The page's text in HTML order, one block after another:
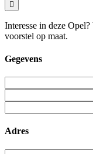
Interesse in deze
voorstel op maat.
Gegevens
Adres